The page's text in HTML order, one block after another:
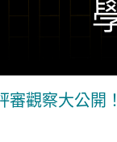
觀察大公開！